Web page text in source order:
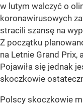
w lutym walczyć o
koronawirusowych
stracili szansę na
Z początku
na Letnie Grand Prix,
Pojawiła się jednak
skoczkowie
Polscy skoczkowie